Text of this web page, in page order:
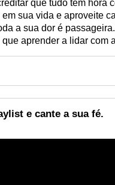
que tudo tem hora
sua vida e aproveite
a sua dor é
aprender a lidar com
e cante a sua fé.